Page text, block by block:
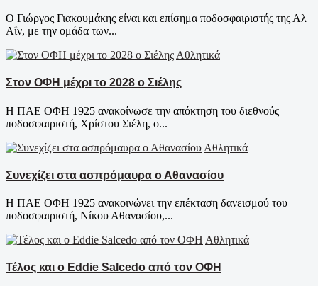
Ο Γιώργος Γιακουμάκης είναι και επίσημα ποδοσφαιριστής της Αλ
Αΐν, με την ομάδα των...
Αθλητικά
Στον ΟΦΗ μέχρι το 2028 ο Σιέλης
Η ΠΑΕ ΟΦΗ 1925 ανακοίνωσε την απόκτηση του διεθνούς
ποδοσφαιριστή, Χρίστου Σιέλη, ο...
Αθλητικά
Συνεχίζει στα ασπρόμαυρα ο Αθανασίου
Η ΠΑΕ ΟΦΗ 1925 ανακοινώνει την επέκταση δανεισμού του
ποδοσφαιριστή, Νίκου Αθανασίου,...
Αθλητικά
Τέλος και ο Eddie Salcedo από τον ΟΦΗ